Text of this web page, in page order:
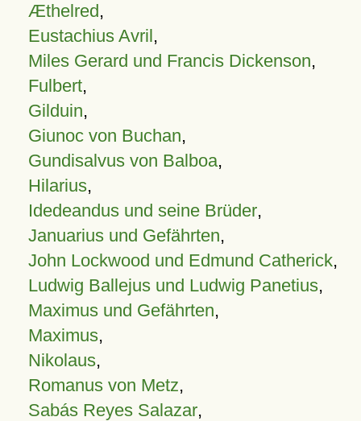
Æthelred,
Eustachius Avril,
Miles Gerard und Francis Dickenson,
Fulbert,
Gilduin,
Giunoc von Buchan,
Gundisalvus von Balboa,
Hilarius,
Idedeandus und seine Brüder,
Januarius und Gefährten,
John Lockwood und Edmund Catherick,
Ludwig Ballejus und Ludwig Panetius,
Maximus und Gefährten,
Maximus,
Nikolaus,
Romanus von Metz,
Sabás Reyes Salazar,